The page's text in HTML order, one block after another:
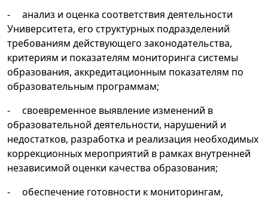
- анализ и оценка соответствия деятельности
Университета, его структурных подразделений
требованиям действующего законодательства,
критериям и показателям мониторинга системы
образования, аккредитационным показателям по
образовательным программам;
- своевременное выявление изменений в
образовательной деятельности, нарушений и
недостатков, разработка и реализация необходимых
коррекционных мероприятий в рамках внутренней
независимой оценки качества образования;
- обеспечение готовности к мониторингам,